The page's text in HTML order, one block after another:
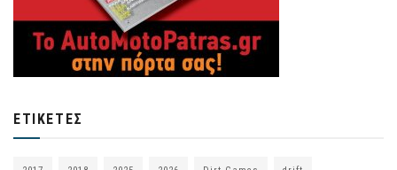
ΕΤΙΚΈΤΕΣ